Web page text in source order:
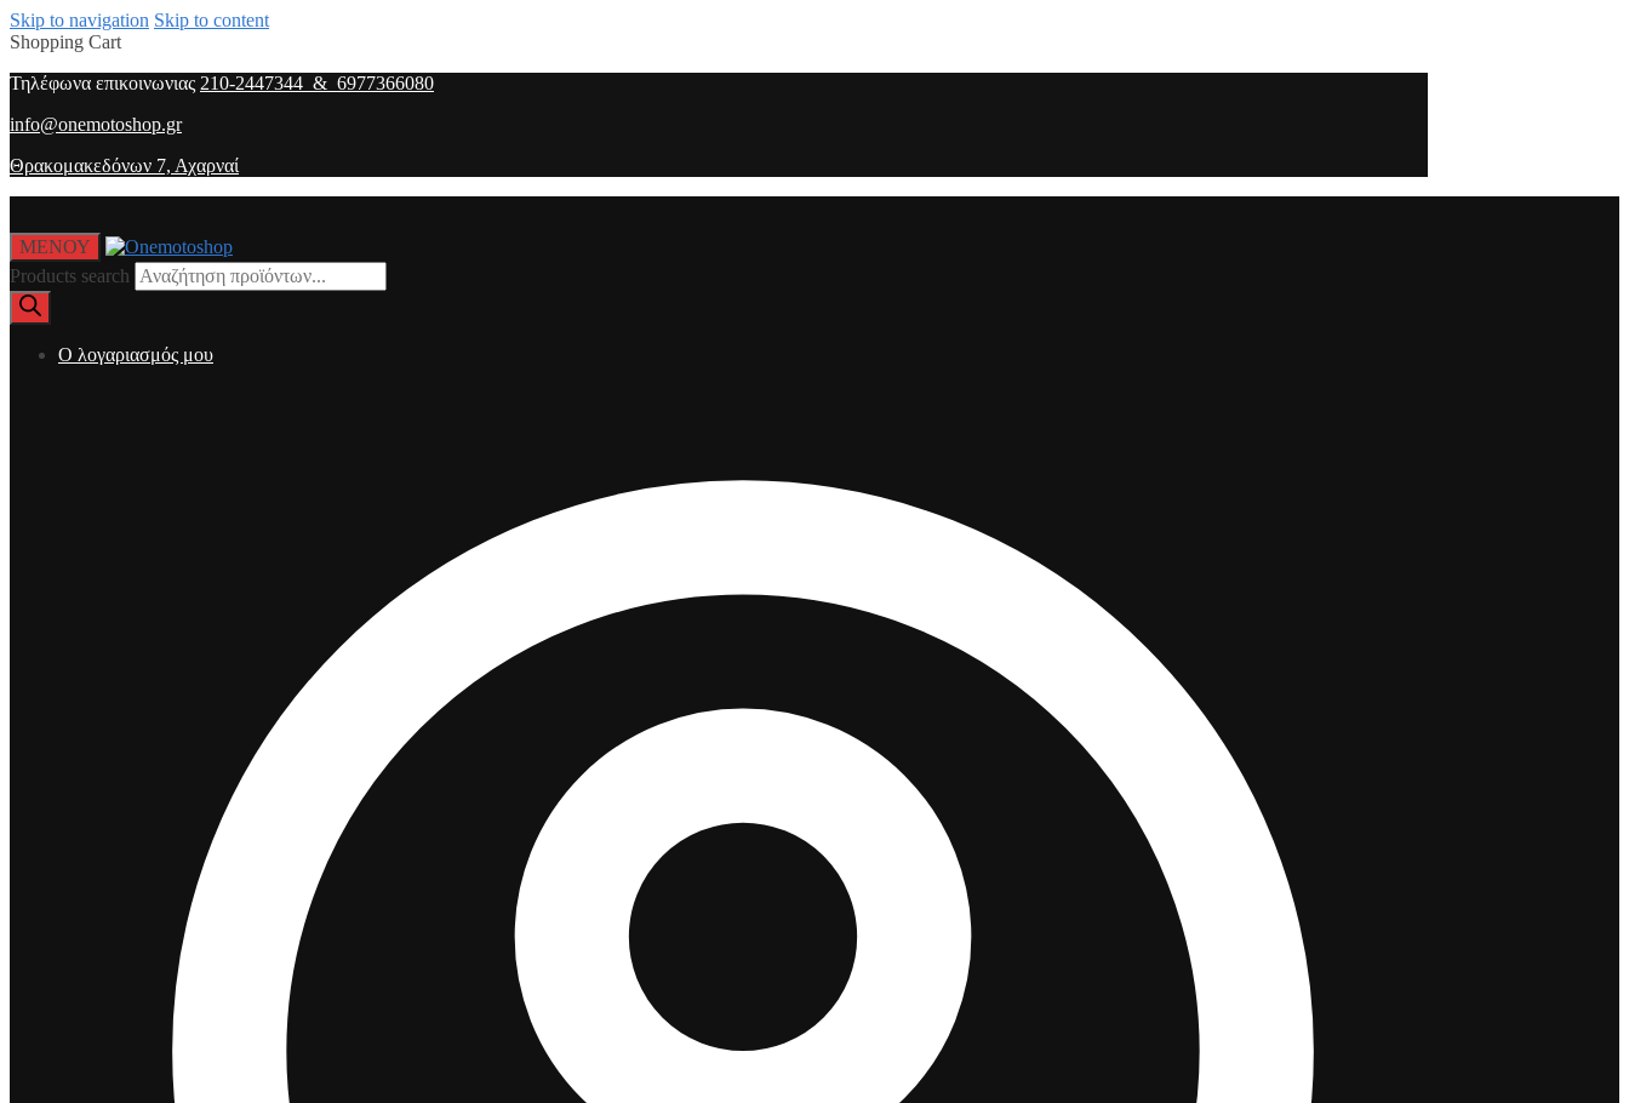
Skip to navigation Skip to content
Shopping Cart
Τηλέφωνα επικοινωνιας 210-2447344 & 6977366080
info@onemotoshop.gr
Θρακομακεδόνων 7, Αχαρναί
ΜΕΝΟΥ
Products search
O λογαριασμός μου